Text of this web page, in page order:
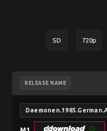
SD 720p
RELEASE NAME